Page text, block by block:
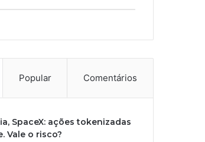
Popular Comentários
SpaceX: ações tokenizadas
Vale o risco?